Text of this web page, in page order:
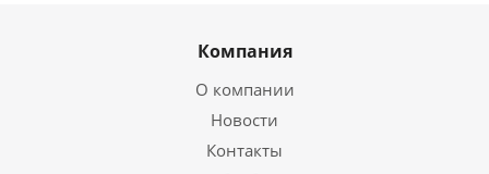
Компания
О компании
Новости
Контакты